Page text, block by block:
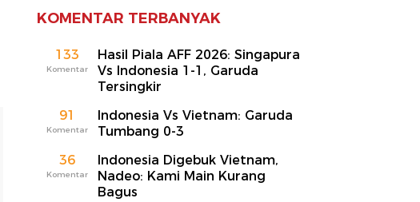
KOMENTAR TERBANYAK
133
Komentar
Hasil Piala AFF 2026: Singapura
Vs Indonesia 1-1, Garuda
Tersingkir
91
Komentar
Indonesia Vs Vietnam: Garuda
Tumbang 0-3
36
Komentar
Indonesia Digebuk Vietnam,
Nadeo: Kami Main Kurang
Bagus